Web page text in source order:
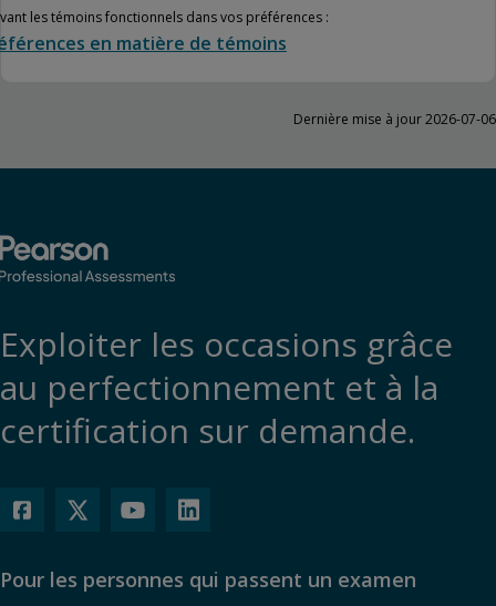
les témoins fonctionnels dans vos préférences :
en matière de témoins
Dernière mise à jour 2026-07-06
Exploiter les occasions grâce
au perfectionnement et à la
certification sur demande.
Pour les personnes qui passent un examen